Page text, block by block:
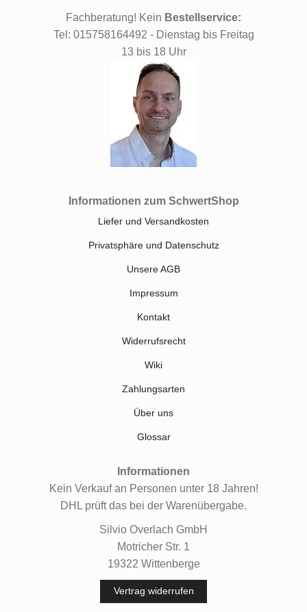
Fachberatung! Kein Bestellservice:
Tel: 015758164492 - Dienstag bis Freitag
13 bis 18 Uhr
Informationen zum SchwertShop
Liefer und Versandkosten
Privatsphäre und Datenschutz
Unsere AGB
Impressum
Kontakt
Widerrufsrecht
Wiki
Zahlungsarten
Über uns
Glossar
Informationen
Kein Verkauf an Personen unter 18 Jahren!
DHL prüft das bei der Warenübergabe.
Silvio Overlach GmbH
Motricher Str. 1
19322 Wittenberge
Vertrag widerrufen